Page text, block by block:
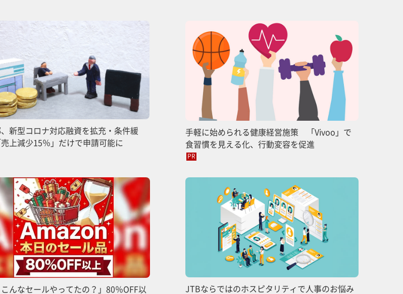
新型コロナ対応融資を拡充・条件緩
上減少15％」だけで申請可能に
手軽に始められる健康経営施策 「Vivoo」で
食習慣を見える化、行動変容を促進
PR
こんなセールやってたの？」80％OFF以 JTBならではのホスピタリティで人事のお悩み